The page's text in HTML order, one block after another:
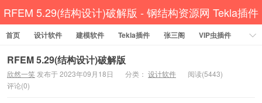
RFEM 5.29(结构设计)破解版 - 钢结构资源网 Tekla插件
CAD工具 犀牛GH汉化 套料
首页 设计软件 建模软件 Tekla插件 张三阁
VIP虫插件
CAD插件
定尺提料 贱人工具箱
资讯教程
工程模型 关于网站
RFEM 5.29(结构设计)破解版
欣然一笑 发布于 2023年09月18日 分类： 设计软件
阅读(5443)
评论(0)